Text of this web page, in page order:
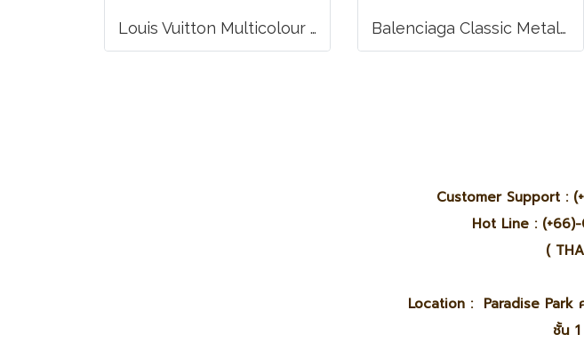
Louis Vuitton Multicolour Pochette Canvas Balenciaga Classic Metallic Edge City Bag
Customer Support :
Hot Line :
(
Location : Paradise Park
ชั้น